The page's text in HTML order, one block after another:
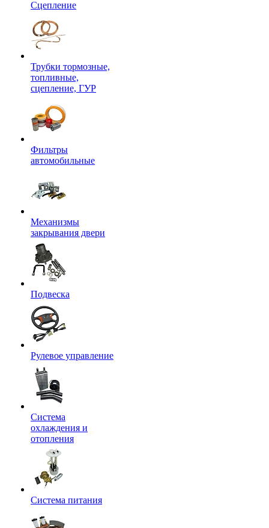
Сцепление
Трубки тормозные,
топливные,
сцепление, ГУР
Фильтры
автомобильные
Механизмы
закрывания двери
Подвеска
Рулевое управление
Система
охлаждения и
отопления
Система питания